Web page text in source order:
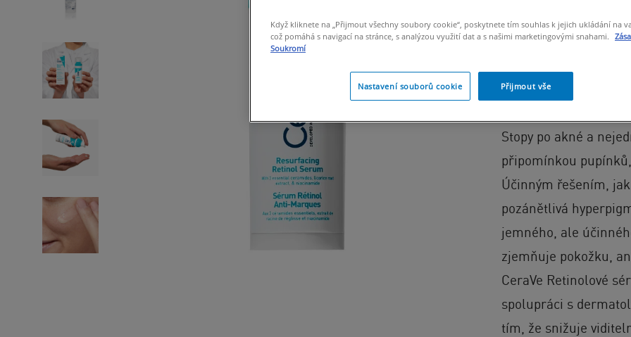
PRO VŠECHNY TYPY
Sérum se
kořene
vypadat více
Stopy po akné a
připomínkou
Účinným řešením,
pozánětlivá
jemného, ​​ale
zjemňuje pokožku,
CeraVe Retinolové
spolupráci s
tím, že snižuje
Když kliknete na „Přijmout všechny soubory cookie“, poskytnete tím souhlas k jejich ukládání na
což pomáhá s navigací na stránce, s analýzou využití dat a s našimi marketingovými snahami.
Soukromí
Nastavení souborů cookie Přijmout vše